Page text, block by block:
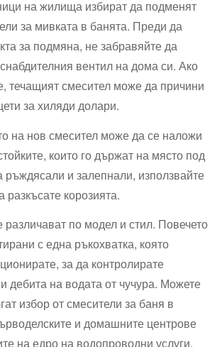
на жилища избират да подменят
за мивката в банята. Преди да
за подмяна, не забравяйте да
вентил на дома си. Ако
течащият смесител може да причини
за хиляди долари.
на нов смесител може да се наложи
които го държат на място под
ръждясали и залепнали, използвайте
разкъсате корозията.
по модел и стил. Повечето
с една ръкохватка, която
за да контролирате
дебита на водата от чучура. Можете
избор от смесители за баня в
и домашните центрове
на едро на водопроводни услуги.